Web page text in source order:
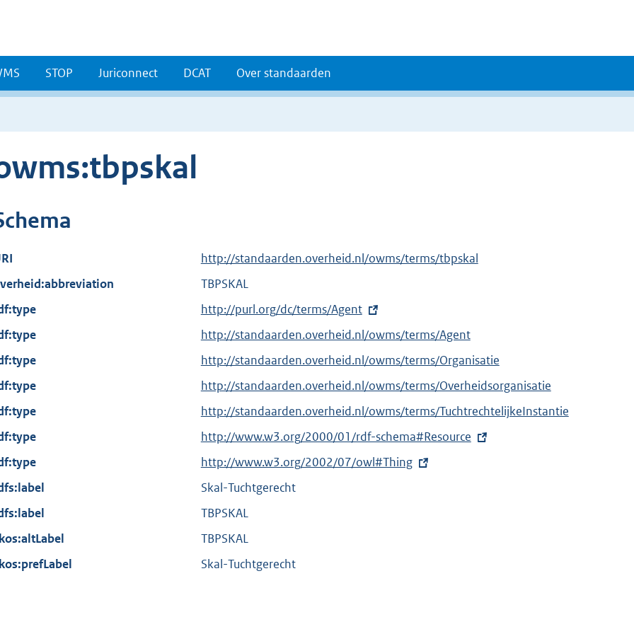
STOP Juriconnect DCAT Over standaarden
http://standaarden.overheid.nl/owms/terms/tbpskal
TBPSKAL
E
x
e
r
n
l
i
n
http://purl.org/dc/terms/Agent
http://standaarden.overheid.nl/owms/terms/Agent
http://standaarden.overheid.nl/owms/terms/Organisatie
http://standaarden.overheid.nl/owms/terms/Overheidsorganisatie
http://standaarden.overheid.nl/owms/terms/TuchtrechtelijkeInstantie
E
x
e
r
n
l
http://www.w3.org/2000/01/rdf-schema#Resource
E
x
e
r
n
http://www.w3.org/2002/07/owl#Thing
Skal-Tuchtgerecht
TBPSKAL
TBPSKAL
Skal-Tuchtgerecht